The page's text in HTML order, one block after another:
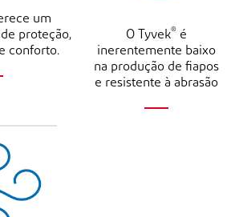
um
proteção,
conforto.
O Tyvek® é
inerentemente baixo
na produção de fiapos
e resistente à abrasão